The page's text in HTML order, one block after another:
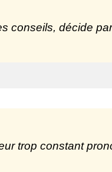
conseils, décide
trop constant